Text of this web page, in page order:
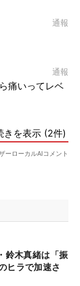
鈴木真緒は「振
ヒラで加速さ